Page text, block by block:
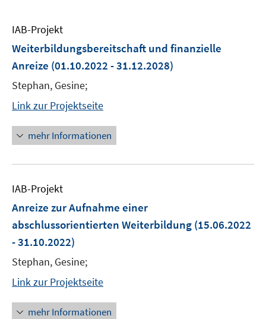
IAB-Projekt
Weiterbildungsbereitschaft und finanzielle
Anreize (01.10.2022 - 31.12.2028)
Stephan, Gesine;
Link zur Projektseite
mehr Informationen
IAB-Projekt
Anreize zur Aufnahme einer
abschlussorientierten Weiterbildung (15.06.2022
- 31.10.2022)
Stephan, Gesine;
Link zur Projektseite
mehr Informationen